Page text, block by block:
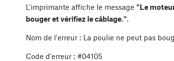
L'imprimante affiche le message "Le
bouger et vérifiez le câblage.".
Nom de l'erreur : La poulie ne peut pas
Code d'erreur : #04105